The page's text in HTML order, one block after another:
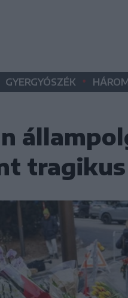
GYERGYÓSZÉK •
tragikus